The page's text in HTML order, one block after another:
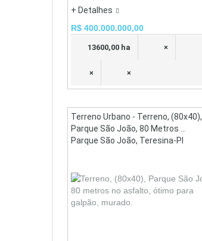
+ Detalhes
R$ 400.000.000,00
13600,00 ha ×
× ×
Terreno Urbano - Terreno, (80x40),
Parque São João, 80 Metros ...
Parque São João, Teresina-PI